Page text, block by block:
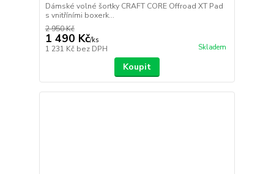
Dámské volné šortky CRAFT CORE Offroad XT Pad
s vnitříními boxerk...
2 950 Kč
1 490 Kč/ks
1 231 Kč bez DPH Skladem
Koupit